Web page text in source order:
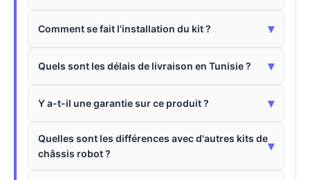
Comment se fait l'installation du kit ? ▾
Quels sont les délais de livraison en Tunisie ? ▾
Y a-t-il une garantie sur ce produit ? ▾
Quelles sont les différences avec d'autres kits de
châssis robot ?
▾